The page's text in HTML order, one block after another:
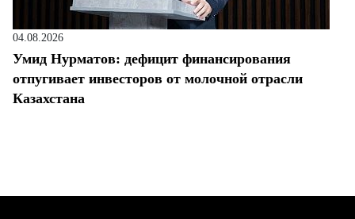
04.08.2026
Умид Нурматов: дефицит финансирования
отпугивает инвесторов от молочной отрасли
Казахстана